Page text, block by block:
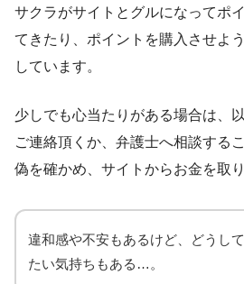
サクラがサイトとグルになってポ
てきたり、ポイントを購入させよ
しています。
少しでも心当たりがある場合は、
ご連絡頂くか、 弁護士へ相談する
偽を確かめ、サイトからお金を取
違和感や不安もあるけど、どうし
たい気持ちもある…。